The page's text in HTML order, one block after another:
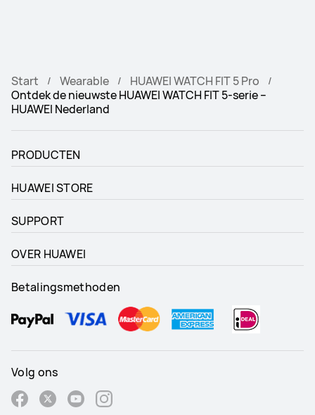
Start Wearable
HUAWEI WATCH FIT 5 Pro
Ontdek de nieuwste HUAWEI WATCH FIT 5-serie –
HUAWEI Nederland
PRODUCTEN
HUAWEI STORE
SUPPORT
OVER HUAWEI
Betalingsmethoden
Volg ons